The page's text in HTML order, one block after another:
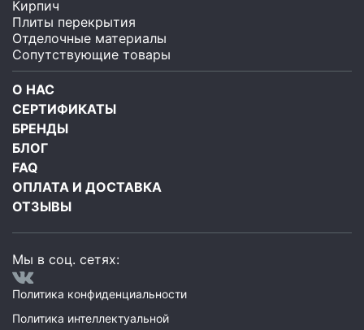
Кирпич
Плиты перекрытия
Отделочные материалы
Сопутствующие товары
О НАС
СЕРТИФИКАТЫ
БРЕНДЫ
БЛОГ
FAQ
ОПЛАТА И ДОСТАВКА
ОТЗЫВЫ
Мы в соц. сетях:
Политика конфиденциальности
Политика интеллектуальной